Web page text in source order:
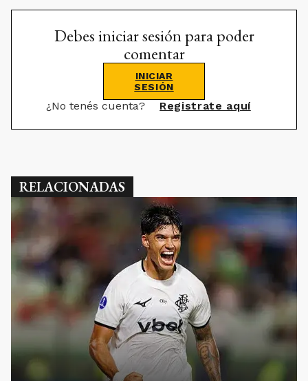
Debes iniciar sesión para poder
comentar
INICIAR
SESIÓN
¿No tenés cuenta? Registrate aquí
RELACIONADAS